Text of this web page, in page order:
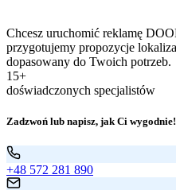
Chcesz uruchomić reklamę
przygotujemy propozycje
dopasowany do Twoich potrzeb.
15+
doświadczonych specjalistów
Zadzwoń lub napisz, jak Ci wygodnie!
+48 572 281 890